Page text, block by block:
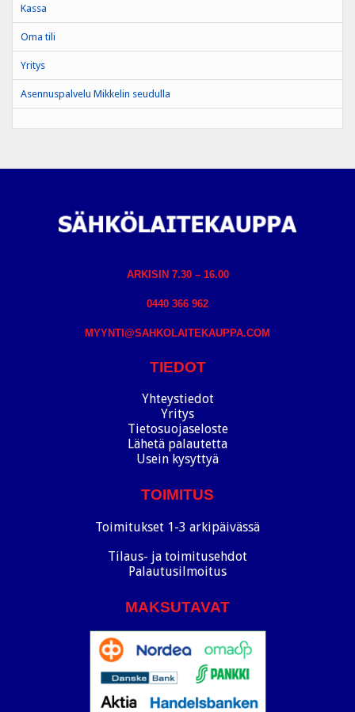
Kassa
Oma tili
Yritys
Asennuspalvelu Mikkelin seudulla
ARKISIN 7.30 – 16.00
0440 366 962
MYYNTI@SAHKOLAITEKAUPPA.COM
TIEDOT
Yhteystiedot
Yritys
Tietosuojaseloste
Lähetä palautetta
Usein kysyttyä
TOIMITUS
Toimitukset 1-3 arkipäivässä
Tilaus- ja toimitusehdot
Palautusilmoitus
MAKSUTAVAT